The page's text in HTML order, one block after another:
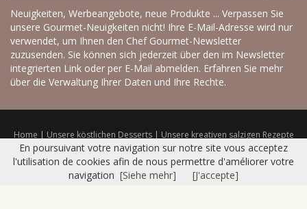
Neuigkeiten, Werbeangebote, neue Produkte ... Verpassen Sie
unsere Gourmet-Neuigkeiten nicht! Ihre E-Mail-Adresse wird nur
verwendet, um Ihnen den Chef Gourmet-Newsletter
zuzusenden. Sie können sich jederzeit über den im Newsletter
integrierten Link oder per E-Mail abmelden. Erfahren Sie mehr
über die Verwaltung Ihrer Daten und Ihre Rechte.
Home | Unsere köstlichen Desserts | Unsere kreativen salzigen Rezepte
|Trockenprodukte|Frisches Sortiment| Katalog|Kontakt |Sitemap
Nutzungsbedingungen
© 2016 CHEF GOURMET - Réalisation Bexter
En poursuivant votre navigation sur notre site vous acceptez
l'utilisation de cookies afin de nous permettre d'améliorer votre
navigation [Siehe mehr] [J'accepte]